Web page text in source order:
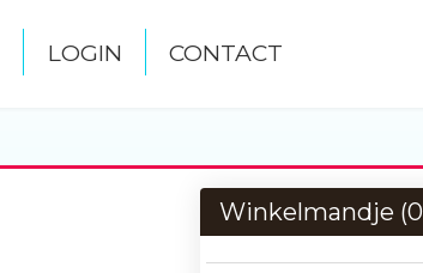
LOGIN CONTACT
Winkelmandje (0